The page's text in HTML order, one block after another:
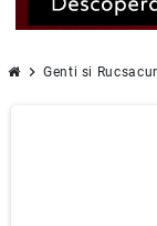
chevron_right Genti si